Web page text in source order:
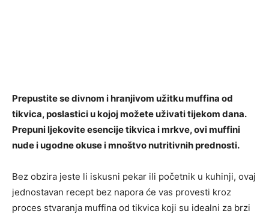
Prepustite se divnom i hranjivom užitku muffina od
tikvica, poslastici u kojoj možete uživati ​​tijekom dana.
Prepuni ljekovite esencije tikvica i mrkve, ovi muffini
nude i ugodne okuse i mnoštvo nutritivnih prednosti.
Bez obzira jeste li iskusni pekar ili početnik u kuhinji, ovaj
jednostavan recept bez napora će vas provesti kroz
proces stvaranja muffina od tikvica koji su idealni za brzi